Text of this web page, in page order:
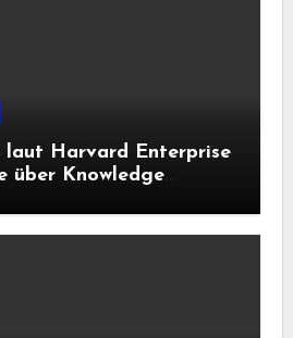
laut Harvard Enterprise
über Knowledge